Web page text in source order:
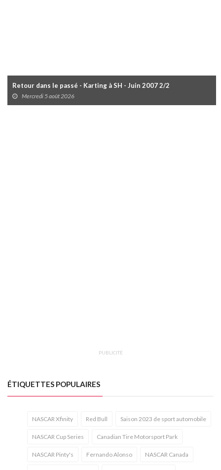
Retour dans le passé - Karting à SH - Juin 2007 2/2
Mercredi 5 août 2026
PUBLICITÉ
ÉTIQUETTES POPULAIRES
NASCAR Xfinity Red Bull Saison 2023 de sport automobile
NASCAR Cup Series Canadian Tire Motorsport Park
NASCAR Pinty's Fernando Alonso NASCAR Canada